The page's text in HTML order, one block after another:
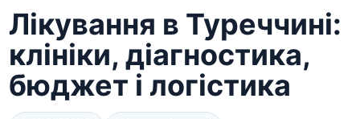
Лікування в Туреччині:
клініки, діагностика,
бюджет і логістика